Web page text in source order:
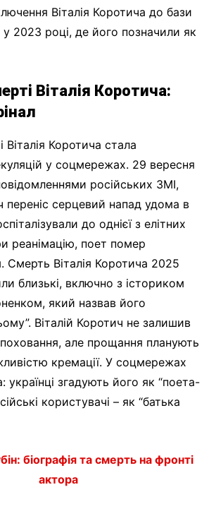
Віталія Коротича до бази
2023 році, де його позначили як
Віталія Коротича:
Коротича стала
у соцмережах. 29 вересня
російських ЗМІ,
переніс серцевий напад удома в
до однієї з елітних
реанімацію, поет помер
Смерть Віталія Коротича 2025
близькі, включно з істориком
який назвав його
Віталій Коротич не залишив
але прощання планують
кремації. У соцмережах
українці згадують його як “поета-
користувачі – як “батька
біографія та смерть на фронті
актора